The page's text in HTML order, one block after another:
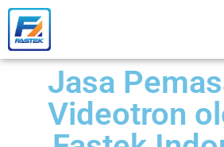
Jasa
Videotron